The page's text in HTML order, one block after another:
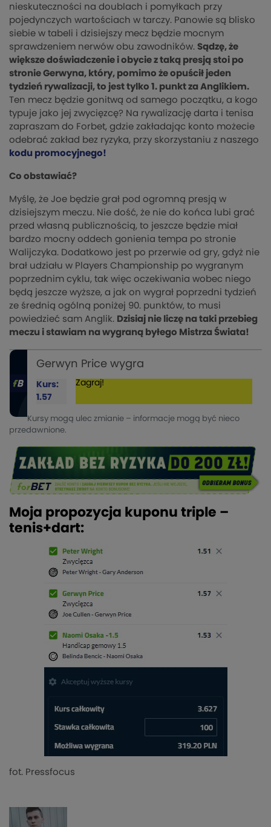
nieskuteczności na doublach i pomyłkach przy
pojedynczych wartościach w tarczy. Panowie są blisko
siebie w tabeli i dzisiejszy mecz będzie mocnym
sprawdzeniem nerwów obu zawodników. Sądzę, że
większe doświadczenie i obycie z taką presją stoi po
stronie Gerwyna, który, pomimo że opuścił jeden
tydzień rywalizacji, to jest tylko 1. punkt za Anglikiem.
Ten mecz będzie gonitwą od samego początku, a kogo
typuje jako jej zwycięzcę? Na rywalizację darta i tenisa
zapraszam do Forbet, gdzie zakładając konto możecie
odebrać zakład bez ryzyka, przy skorzystaniu z naszego
kodu promocyjnego!
Co obstawiać?
Myślę, że Joe będzie grał pod ogromną presją w
dzisiejszym meczu. Nie dość, że nie do końca lubi grać
przed własną publicznością, to jeszcze będzie miał
bardzo mocny oddech gonienia tempa po stronie
Walijczyka. Dodatkowo jest po przerwie od gry, gdyż nie
brał udziału w Players Championship po wygranym
poprzednim cyklu, tak więc oczekiwania wobec niego
będą jeszcze wyższe, a jak on wygrał poprzedni tydzień
ze średnią ogólną poniżej 90. punktów, to musi
powiedzieć sam Anglik. Dzisiaj nie liczę na taki przebieg
meczu i stawiam na wygraną byłego Mistrza Świata!
Gerwyn Price wygra
Kurs:
1.57
Zagraj!
Kursy mogą ulec zmianie – informacje mogą być nieco
przedawnione.
Moja propozycja kuponu triple –
tenis+dart:
fot. Pressfocus